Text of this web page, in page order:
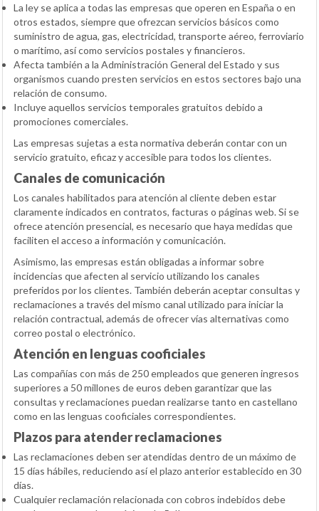
La ley se aplica a todas las empresas que operen en España o en
otros estados, siempre que ofrezcan servicios básicos como
suministro de agua, gas, electricidad, transporte aéreo, ferroviario
o marítimo, así como servicios postales y financieros.
Afecta también a la Administración General del Estado y sus
organismos cuando presten servicios en estos sectores bajo una
relación de consumo.
Incluye aquellos servicios temporales gratuitos debido a
promociones comerciales.
Las empresas sujetas a esta normativa deberán contar con un
servicio gratuito, eficaz y accesible para todos los clientes.
Canales de comunicación
Los canales habilitados para atención al cliente deben estar
claramente indicados en contratos, facturas o páginas web. Si se
ofrece atención presencial, es necesario que haya medidas que
faciliten el acceso a información y comunicación.
Asimismo, las empresas están obligadas a informar sobre
incidencias que afecten al servicio utilizando los canales
preferidos por los clientes. También deberán aceptar consultas y
reclamaciones a través del mismo canal utilizado para iniciar la
relación contractual, además de ofrecer vías alternativas como
correo postal o electrónico.
Atención en lenguas cooficiales
Las compañías con más de 250 empleados que generen ingresos
superiores a 50 millones de euros deben garantizar que las
consultas y reclamaciones puedan realizarse tanto en castellano
como en las lenguas cooficiales correspondientes.
Plazos para atender reclamaciones
Las reclamaciones deben ser atendidas dentro de un máximo de
15 días hábiles, reduciendo así el plazo anterior establecido en 30
días.
Cualquier reclamación relacionada con cobros indebidos debe